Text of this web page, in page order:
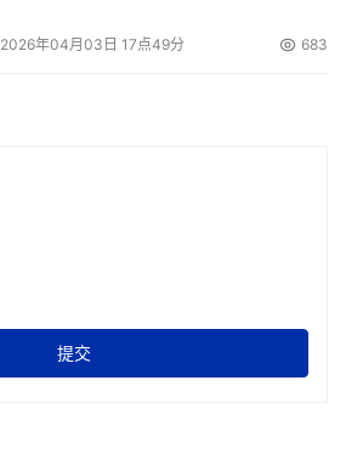
2026年04月03日 17点49分 683
提交